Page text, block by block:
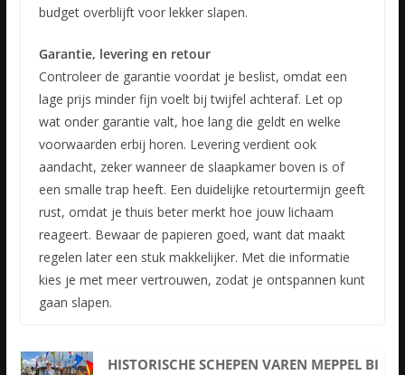
budget overblijft voor lekker slapen.
Garantie, levering en retour
Controleer de garantie voordat je beslist, omdat een
lage prijs minder fijn voelt bij twijfel achteraf. Let op
wat onder garantie valt, hoe lang die geldt en welke
voorwaarden erbij horen. Levering verdient ook
aandacht, zeker wanneer de slaapkamer boven is of
een smalle trap heeft. Een duidelijke retourtermijn geeft
rust, omdat je thuis beter merkt hoe jouw lichaam
reageert. Bewaar de papieren goed, want dat maakt
regelen later een stuk makkelijker. Met die informatie
kies je met meer vertrouwen, zodat je ontspannen kunt
gaan slapen.
HISTORISCHE SCHEPEN VAREN MEPPEL BI